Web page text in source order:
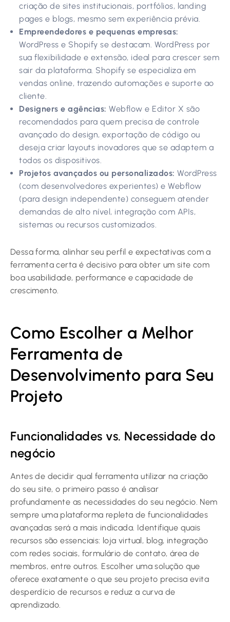
criação de sites institucionais, portfólios, landing
pages e blogs, mesmo sem experiência prévia.
Empreendedores e pequenas empresas:
WordPress e Shopify se destacam. WordPress por
sua flexibilidade e extensão, ideal para crescer sem
sair da plataforma. Shopify se especializa em
vendas online, trazendo automações e suporte ao
cliente.
Designers e agências: Webflow e Editor X são
recomendados para quem precisa de controle
avançado do design, exportação de código ou
deseja criar layouts inovadores que se adaptem a
todos os dispositivos.
Projetos avançados ou personalizados: WordPress
(com desenvolvedores experientes) e Webflow
(para design independente) conseguem atender
demandas de alto nível, integração com APIs,
sistemas ou recursos customizados.
Dessa forma, alinhar seu perfil e expectativas com a
ferramenta certa é decisivo para obter um site com
boa usabilidade, performance e capacidade de
crescimento.
Como Escolher a Melhor
Ferramenta de
Desenvolvimento para Seu
Projeto
Funcionalidades vs. Necessidade do
negócio
Antes de decidir qual ferramenta utilizar na criação
do seu site, o primeiro passo é analisar
profundamente as necessidades do seu negócio. Nem
sempre uma plataforma repleta de funcionalidades
avançadas será a mais indicada. Identifique quais
recursos são essenciais: loja virtual, blog, integração
com redes sociais, formulário de contato, área de
membros, entre outros. Escolher uma solução que
oferece exatamente o que seu projeto precisa evita
desperdício de recursos e reduz a curva de
aprendizado.